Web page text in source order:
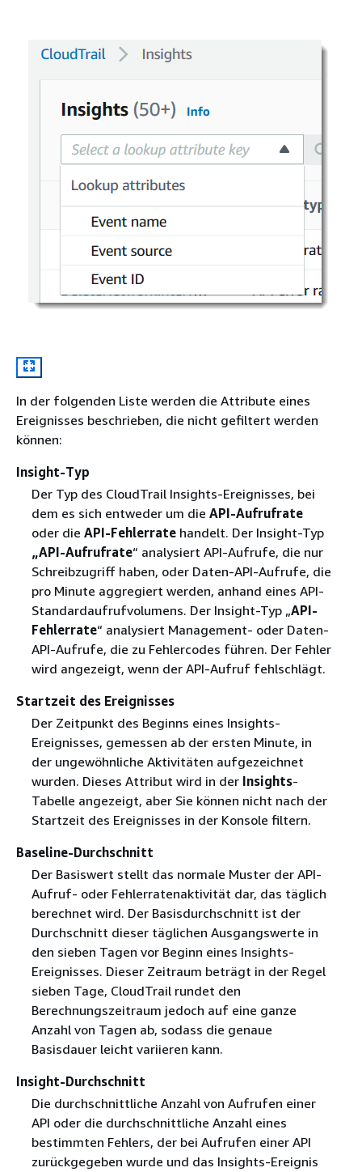
In der folgenden Liste werden die Attribute eines
Ereignisses beschrieben, die nicht gefiltert werden
können:
Insight-Typ
Der Typ des CloudTrail Insights-Ereignisses, bei
dem es sich entweder um die API-Aufrufrate
oder die API-Fehlerratehandelt. Der Insight-Typ
„API-Aufrufrate“ analysiert API-Aufrufe, die nur
Schreibzugriff haben, oder Daten-API-Aufrufe, die
pro Minute aggregiert werden, anhand eines API-
Standardaufrufvolumens. Der Insight-Typ „API-
Fehlerrate“ analysiert Management- oder Daten-
API-Aufrufe, die zu Fehlercodes führen. Der Fehler
wird angezeigt, wenn der API-Aufruf fehlschlägt.
Startzeit des Ereignisses
Der Zeitpunkt des Beginns eines Insights-
Ereignisses, gemessen ab der ersten Minute, in
der ungewöhnliche Aktivitäten aufgezeichnet
wurden. Dieses Attribut wird in der Insights-
Tabelle angezeigt, aber Sie können nicht nach der
Startzeit des Ereignisses in der Konsole filtern.
Baseline-Durchschnitt
Der Basiswert stellt das normale Muster der API-
Aufruf- oder Fehlerratenaktivität dar, das täglich
berechnet wird. Der Basisdurchschnitt ist der
Durchschnitt dieser täglichen Ausgangswerte in
den sieben Tagen vor Beginn eines Insights-
Ereignisses. Dieser Zeitraum beträgt in der Regel
sieben Tage, CloudTrail rundet den
Berechnungszeitraum jedoch auf eine ganze
Anzahl von Tagen ab, sodass die genaue
Basisdauer leicht variieren kann.
Insight-Durchschnitt
Die durchschnittliche Anzahl von Aufrufen einer
API oder die durchschnittliche Anzahl eines
bestimmten Fehlers, der bei Aufrufen einer API
zurückgegeben wurde und das Insights-Ereignis